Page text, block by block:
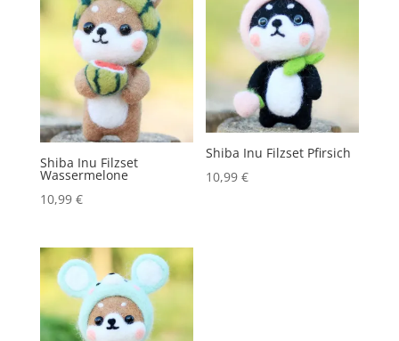
Shiba Inu Filzset
Wassermelone
10,99 €
Shiba Inu Filzset Pfirsich
10,99€